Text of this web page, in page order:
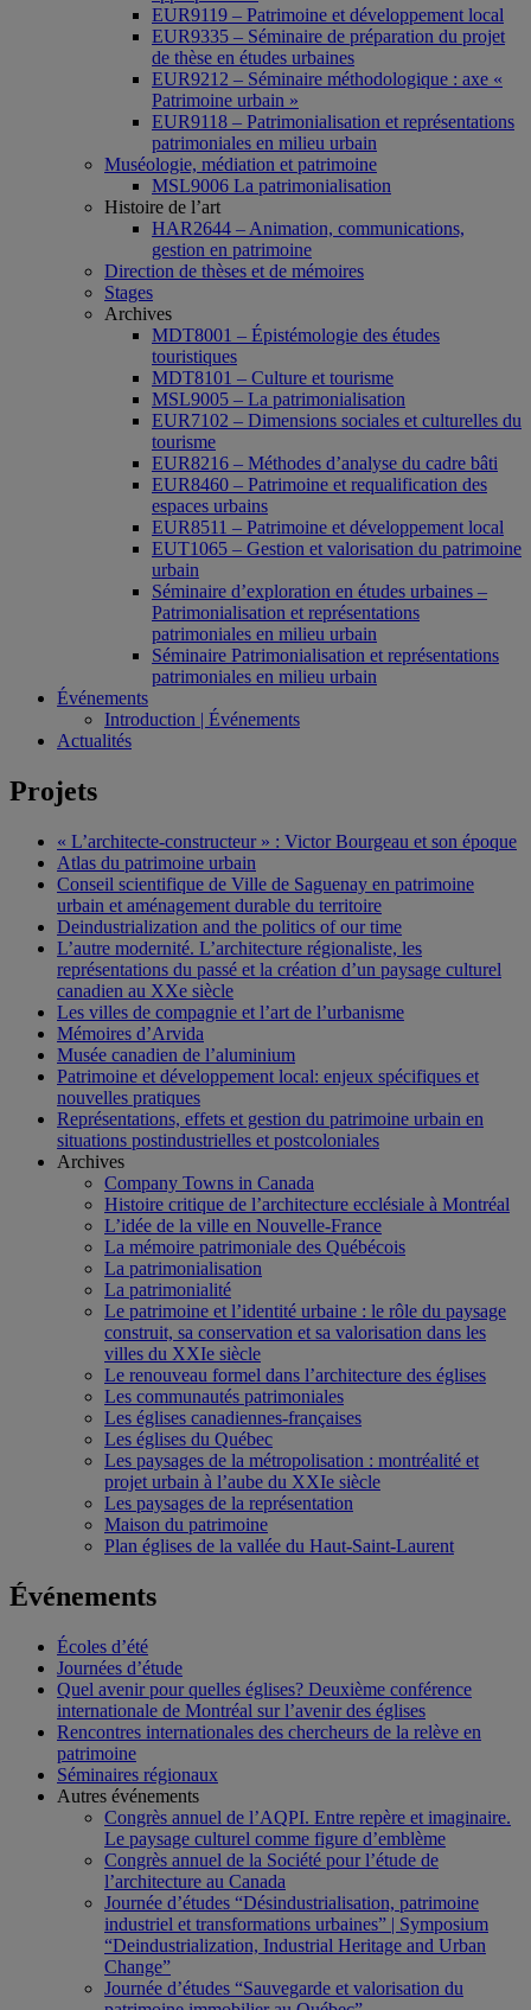
EUR9119 – Patrimoine et développement local
EUR9335 – Séminaire de préparation du projet
de thèse en études urbaines
EUR9212 – Séminaire méthodologique : axe «
Patrimoine urbain »
EUR9118 – Patrimonialisation et représentations
patrimoniales en milieu urbain
Muséologie, médiation et patrimoine
MSL9006 La patrimonialisation
Histoire de l’art
HAR2644 – Animation, communications,
gestion en patrimoine
Direction de thèses et de mémoires
Stages
Archives
MDT8001 – Épistémologie des études
touristiques
MDT8101 – Culture et tourisme
MSL9005 – La patrimonialisation
EUR7102 – Dimensions sociales et culturelles du
tourisme
EUR8216 – Méthodes d’analyse du cadre bâti
EUR8460 – Patrimoine et requalification des
espaces urbains
EUR8511 – Patrimoine et développement local
EUT1065 – Gestion et valorisation du patrimoine
urbain
Séminaire d’exploration en études urbaines –
Patrimonialisation et représentations
patrimoniales en milieu urbain
Séminaire Patrimonialisation et représentations
patrimoniales en milieu urbain
Événements
Introduction | Événements
Actualités
Projets
« L’architecte-constructeur » : Victor Bourgeau et son époque
Atlas du patrimoine urbain
Conseil scientifique de Ville de Saguenay en patrimoine
urbain et aménagement durable du territoire
Deindustrialization and the politics of our time
L’autre modernité. L’architecture régionaliste, les
représentations du passé et la création d’un paysage culturel
canadien au XXe siècle
Les villes de compagnie et l’art de l’urbanisme
Mémoires d’Arvida
Musée canadien de l’aluminium
Patrimoine et développement local: enjeux spécifiques et
nouvelles pratiques
Représentations, effets et gestion du patrimoine urbain en
situations postindustrielles et postcoloniales
Archives
Company Towns in Canada
Histoire critique de l’architecture ecclésiale à Montréal
L’idée de la ville en Nouvelle-France
La mémoire patrimoniale des Québécois
La patrimonialisation
La patrimonialité
Le patrimoine et l’identité urbaine : le rôle du paysage
construit, sa conservation et sa valorisation dans les
villes du XXIe siècle
Le renouveau formel dans l’architecture des églises
Les communautés patrimoniales
Les églises canadiennes-françaises
Les églises du Québec
Les paysages de la métropolisation : montréalité et
projet urbain à l’aube du XXIe siècle
Les paysages de la représentation
Maison du patrimoine
Plan églises de la vallée du Haut-Saint-Laurent
Événements
Écoles d’été
Journées d’étude
Quel avenir pour quelles églises? Deuxième conférence
internationale de Montréal sur l’avenir des églises
Rencontres internationales des chercheurs de la relève en
patrimoine
Séminaires régionaux
Autres événements
Congrès annuel de l’AQPI. Entre repère et imaginaire.
Le paysage culturel comme figure d’emblème
Congrès annuel de la Société pour l’étude de
l’architecture au Canada
Journée d’études “Désindustrialisation, patrimoine
industriel et transformations urbaines” | Symposium
“Deindustrialization, Industrial Heritage and Urban
Change”
Journée d’études “Sauvegarde et valorisation du